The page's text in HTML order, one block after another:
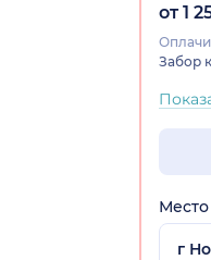
от 1
Забор
г